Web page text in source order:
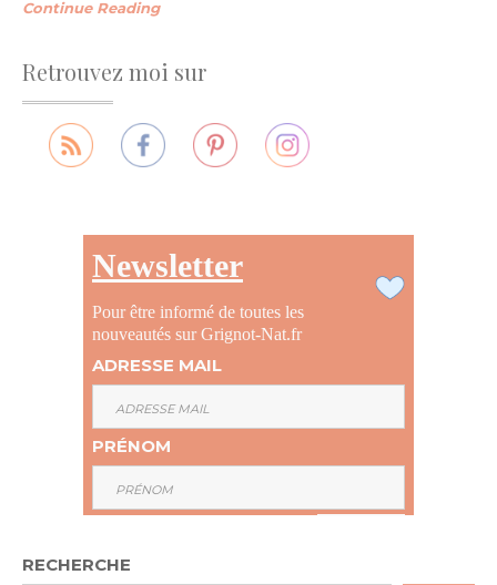
Continue Reading
Retrouvez moi sur
Newsletter
Pour être informé de toutes les
nouveautés sur Grignot-Nat.fr
ADRESSE MAIL
PRÉNOM
RECHERCHE